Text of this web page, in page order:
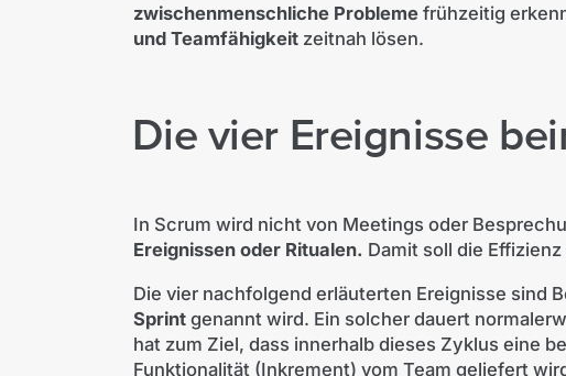
zwischenmenschliche Probleme frühzeitig
und Teamfähigkeitzeitnah lösen.
Die vier Ereignisse
In Scrum wird nicht von Meetings oder
Ereignissen oder Ritualen. Damit soll die
Die vier nachfolgend erläuterten Ereignisse sind
Sprintgenannt wird. Ein solcher dauert
hat zum Ziel, dass innerhalb dieses Zyklus eine
Funktionalität (Inkrement) vom Team geliefert